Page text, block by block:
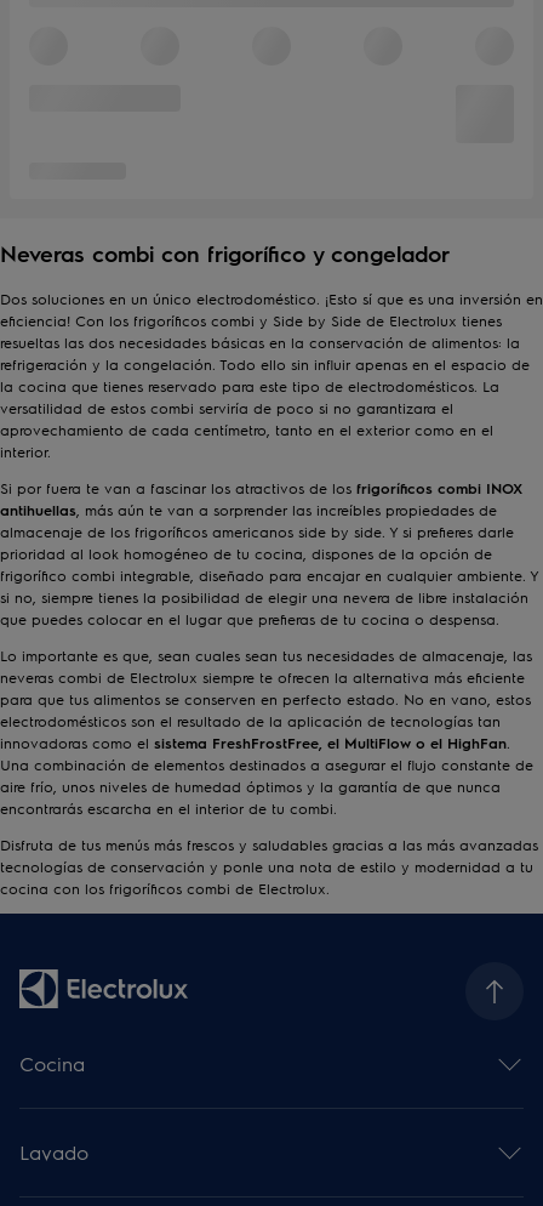
Neveras combi con frigorífico y congelador
Dos soluciones en un único electrodoméstico. ¡Esto sí que es una inversión en
eficiencia! Con los frigoríficos combi y Side by Side de Electrolux tienes
resueltas las dos necesidades básicas en la conservación de alimentos: la
refrigeración y la congelación. Todo ello sin influir apenas en el espacio de
la cocina que tienes reservado para este tipo de electrodomésticos. La
versatilidad de estos combi serviría de poco si no garantizara el
aprovechamiento de cada centímetro, tanto en el exterior como en el
interior.
Si por fuera te van a fascinar los atractivos de los frigoríficos combi INOX
antihuellas , más aún te van a sorprender las increíbles propiedades de
almacenaje de los frigoríficos americanos side by side . Y si prefieres darle
prioridad al look homogéneo de tu cocina, dispones de la opción de
frigorífico combi integrable , diseñado para encajar en cualquier ambiente. Y
si no, siempre tienes la posibilidad de elegir una nevera de libre instalación
que puedes colocar en el lugar que prefieras de tu cocina o despensa.
Lo importante es que, sean cuales sean tus necesidades de almacenaje, las
neveras combi de Electrolux siempre te ofrecen la alternativa más eficiente
para que tus alimentos se conserven en perfecto estado. No en vano, estos
electrodomésticos son el resultado de la aplicación de tecnologías tan
innovadoras como el sistema FreshFrostFree, el MultiFlow o el HighFan
Una combinación de elementos destinados a asegurar el flujo constante de
aire frío, unos niveles de humedad óptimos y la garantía de que nunca
encontrarás escarcha en el interior de tu combi.
Disfruta de tus menús más frescos y saludables gracias a las más avanzadas
tecnologías de conservación y ponle una nota de estilo y modernidad a tu
cocina con los frigoríficos combi de Electrolux.
Cocina
Placa de inducción
Campana decorativa
Microondas
Lavado